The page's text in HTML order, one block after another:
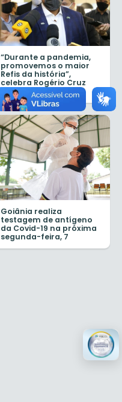
“Durante a pandemia,
promovemos o maior
Refis da história”,
celebra Rogério Cruz
Goiânia realiza
testagem de antígeno
da Covid-19 na próxima
segunda-feira, 7